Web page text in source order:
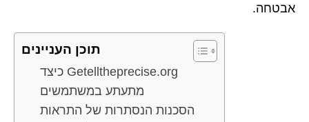
אבטחה.
תוכן העניינים
כיצד Getelltheprecise.org
מתעתע במשתמשים
הסכנות הנסתרות של התראות